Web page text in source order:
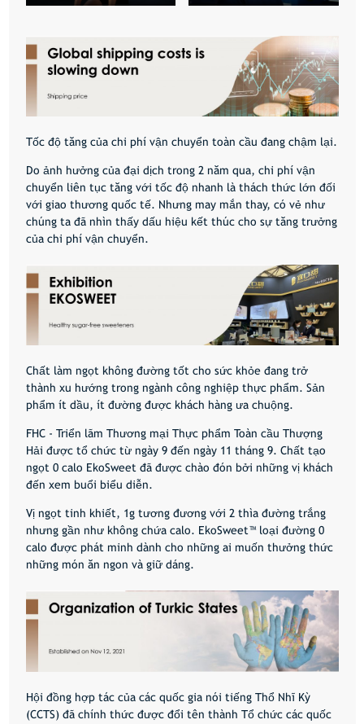
Tốc độ tăng của chi phí vận chuyển toàn cầu đang chậm lại.
Do ảnh hưởng của đại dịch trong 2 năm qua, chi phí vận
chuyển liên tục tăng với tốc độ nhanh là thách thức lớn đối
với giao thương quốc tế. Nhưng may mắn thay, có vẻ như
chúng ta đã nhìn thấy dấu hiệu kết thúc cho sự tăng trưởng
của chi phí vận chuyển.
Chất làm ngọt không đường tốt cho sức khỏe đang trở
thành xu hướng trong ngành công nghiệp thực phẩm. Sản
phẩm ít dầu, ít đường được khách hàng ưa chuộng.
FHC - Triển lãm Thương mại Thực phẩm Toàn cầu Thượng
Hải được tổ chức từ ngày 9 đến ngày 11 tháng 9. Chất tạo
ngọt 0 calo EkoSweet đã được chào đón bởi những vị khách
đến xem buổi biểu diễn.
Vị ngọt tinh khiết, 1g tương đương với 2 thìa đường trắng
nhưng gần như không chứa calo. EkoSweet™ loại đường 0
calo được phát minh dành cho những ai muốn thưởng thức
những món ăn ngon và giữ dáng.
Hội đồng hợp tác của các quốc gia nói tiếng Thổ Nhĩ Kỳ
(CCTS) đã chính thức được đổi tên thành Tổ chức các quốc